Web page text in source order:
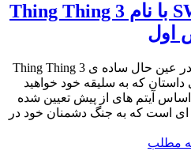
دانلود بازی فلش SWF با نام Thing Thing 3
اول
بازی فلش - SWF زیبا و اکشن در عین حال ساده ی Thing Thing 3
که به سلیقه خود خواهید
آیتم های از پیش تعیین شده
ای است که به جنگ دشمنان خود در
مطلب